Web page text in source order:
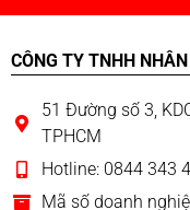
CÔNG TY TNHH
51 Đường số 3,
TPHCM
Hotline: 0844 343
Mã số doanh